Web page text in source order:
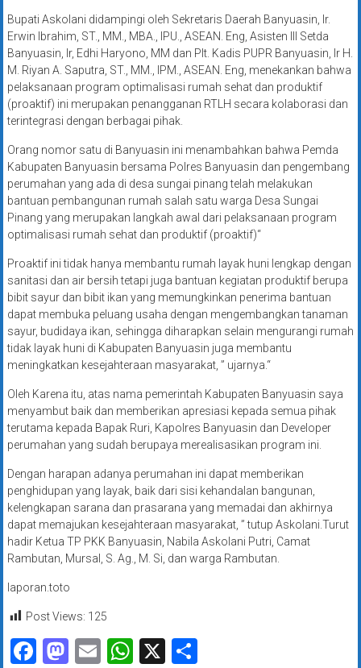
Bupati Askolani didampingi oleh Sekretaris Daerah Banyuasin, Ir.
Erwin Ibrahim, ST., MM., MBA., IPU., ASEAN. Eng, Asisten III Setda
Banyuasin, Ir, Edhi Haryono, MM dan Plt. Kadis PUPR Banyuasin, Ir H.
M. Riyan A. Saputra, ST., MM., IPM., ASEAN. Eng, menekankan bahwa
pelaksanaan program optimalisasi rumah sehat dan produktif
(proaktif) ini merupakan penangganan RTLH secara kolaborasi dan
terintegrasi dengan berbagai pihak.
Orang nomor satu di Banyuasin ini menambahkan bahwa Pemda
Kabupaten Banyuasin bersama Polres Banyuasin dan pengembang
perumahan yang ada di desa sungai pinang telah melakukan
bantuan pembangunan rumah salah satu warga Desa Sungai
Pinang yang merupakan langkah awal dari pelaksanaan program
optimalisasi rumah sehat dan produktif (proaktif)“
Proaktif ini tidak hanya membantu rumah layak huni lengkap dengan
sanitasi dan air bersih tetapi juga bantuan kegiatan produktif berupa
bibit sayur dan bibit ikan yang memungkinkan penerima bantuan
dapat membuka peluang usaha dengan mengembangkan tanaman
sayur, budidaya ikan, sehingga diharapkan selain mengurangi rumah
tidak layak huni di Kabupaten Banyuasin juga membantu
meningkatkan kesejahteraan masyarakat, ” ujarnya.“
Oleh Karena itu, atas nama pemerintah Kabupaten Banyuasin saya
menyambut baik dan memberikan apresiasi kepada semua pihak
terutama kepada Bapak Ruri, Kapolres Banyuasin dan Developer
perumahan yang sudah berupaya merealisasikan program ini.
Dengan harapan adanya perumahan ini dapat memberikan
penghidupan yang layak, baik dari sisi kehandalan bangunan,
kelengkapan sarana dan prasarana yang memadai dan akhirnya
dapat memajukan kesejahteraan masyarakat, ” tutup Askolani.Turut
hadir Ketua TP PKK Banyuasin, Nabila Askolani Putri, Camat
Rambutan, Mursal, S. Ag., M. Si, dan warga Rambutan.
laporan.toto
Post Views: 125
Facebook
Mastodon
EmailWhatsApp
X